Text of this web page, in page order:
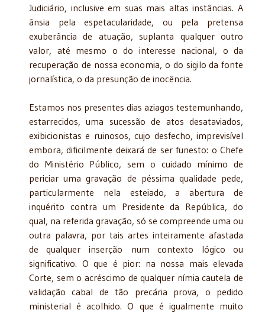
Judiciário, inclusive em suas mais altas instâncias. A
ânsia pela espetacularidade, ou pela pretensa
exuberância de atuação, suplanta qualquer outro
valor, até mesmo o do interesse nacional, o da
recuperação de nossa economia, o do sigilo da fonte
jornalística, o da presunção de inocência.
Estamos nos presentes dias aziagos testemunhando,
estarrecidos, uma sucessão de atos desataviados,
exibicionistas e ruinosos, cujo desfecho, imprevisível
embora, dificilmente deixará de ser funesto: o Chefe
do Ministério Público, sem o cuidado mínimo de
periciar uma gravação de péssima qualidade pede,
particularmente nela esteiado, a abertura de
inquérito contra um Presidente da República, do
qual, na referida gravação, só se compreende uma ou
outra palavra, por tais artes inteiramente afastada
de qualquer inserção num contexto lógico ou
significativo. O que é pior: na nossa mais elevada
Corte, sem o acréscimo de qualquer nímia cautela de
validação cabal de tão precária prova, o pedido
ministerial é acolhido. O que é igualmente muito